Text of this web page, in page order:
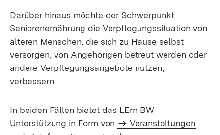
Darüber hinaus möchte der Schwerpunkt
Seniorenernährung die Verpflegungssituation von
älteren Menschen, die sich zu Hause selbst
versorgen, von Angehörigen betreut werden oder
andere Verpflegungsangebote nutzen,
verbessern.
In beiden Fällen bietet das LErn BW
Unterstützung in Form von
Veranstaltungen